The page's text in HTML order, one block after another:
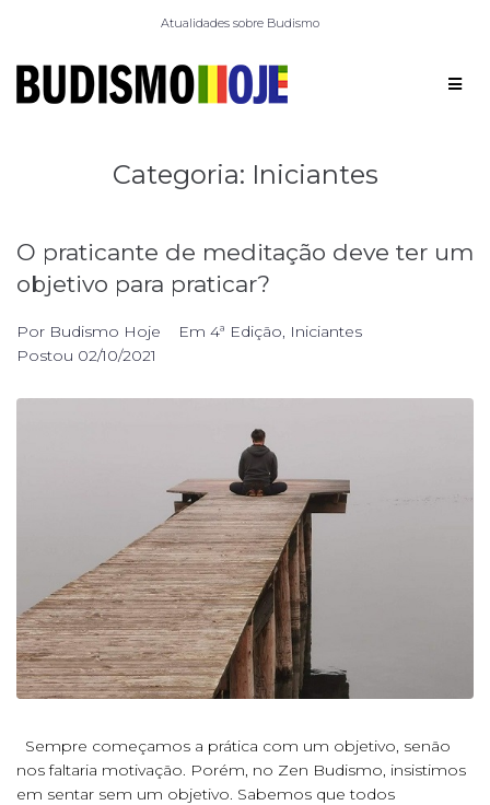
Atualidades sobre Budismo
Categoria: Iniciantes
O praticante de meditação deve ter um
objetivo para praticar?
Por Budismo Hoje Em 4ª Edição, Iniciantes
Postou 02/10/2021
Sempre começamos a prática com um objetivo, senão
nos faltaria motivação. Porém, no Zen Budismo, insistimos
em sentar sem um objetivo. Sabemos que todos